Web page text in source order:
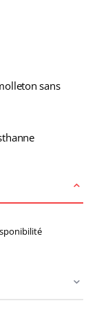
sans